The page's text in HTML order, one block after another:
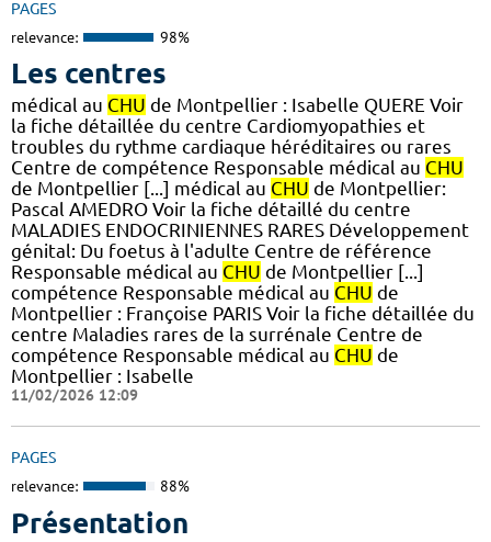
PAGES
relevance: 98%
Les centres
médical au CHU de Montpellier : Isabelle QUERE Voir
la fiche détaillée du centre Cardiomyopathies et
troubles du rythme cardiaque héréditaires ou rares
Centre de compétence Responsable médical au CHU
de Montpellier [...] médical au CHU de Montpellier:
Pascal AMEDRO Voir la fiche détaillé du centre
MALADIES ENDOCRINIENNES RARES Développement
génital: Du foetus à l'adulte Centre de référence
Responsable médical au CHU de Montpellier [...]
compétence Responsable médical au CHU de
Montpellier : Françoise PARIS Voir la fiche détaillée du
centre Maladies rares de la surrénale Centre de
compétence Responsable médical au CHU de
Montpellier : Isabelle
11/02/2026 12:09
PAGES
relevance: 88%
Présentation